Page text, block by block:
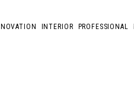
INTERIOR PROFESSIONAL